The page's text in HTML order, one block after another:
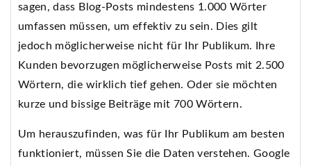
sagen, dass Blog-Posts mindestens 1.000 Wörter
umfassen müssen, um effektiv zu sein. Dies gilt
jedoch möglicherweise nicht für Ihr Publikum. Ihre
Kunden bevorzugen möglicherweise Posts mit 2.500
Wörtern, die wirklich tief gehen. Oder sie möchten
kurze und bissige Beiträge mit 700 Wörtern.
Um herauszufinden, was für Ihr Publikum am besten
funktioniert, müssen Sie die Daten verstehen. Google